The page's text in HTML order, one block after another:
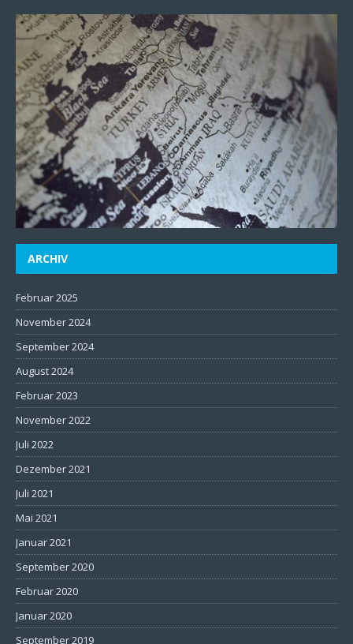
ARCHIV
Februar 2025
November 2024
September 2024
August 2024
Februar 2023
November 2022
Juli 2022
Dezember 2021
Juli 2021
Mai 2021
Januar 2021
September 2020
Februar 2020
Januar 2020
September 2019